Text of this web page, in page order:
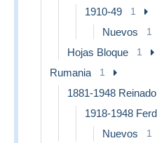
1910-49 1
Nuevos 1
Hojas Bloque 1
Rumania 1
1881-1948 Reinado
Nuevos 1